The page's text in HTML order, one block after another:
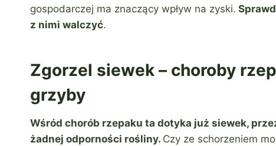
gospodarczej ma znaczący wpływ na zyski.
z nimi walczyć.
Zgorzel siewek – choroby
grzyby
Wśród chorób rzepaku ta dotyka już siewek,
żadnej odporności rośliny. Czy ze schorzeniem